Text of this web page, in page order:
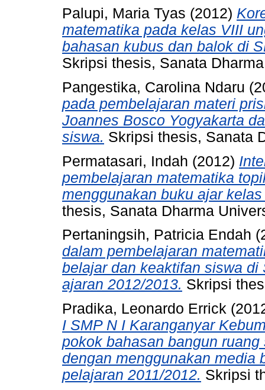
Palupi, Maria Tyas (2012)
matematika pada kelas VIII
bahasan kubus dan balok di
Skripsi thesis, Sanata
Pangestika, Carolina Ndaru
pada pembelajaran materi
Joannes Bosco Yogyakarta
siswa. Skripsi thesis, Sanata
Permatasari, Indah (2012)
pembelajaran matematika
menggunakan buku ajar
thesis, Sanata Dharma
Pertaningsih, Patricia Endah
dalam pembelajaran
belajar dan keaktifan siswa di
ajaran 2012/2013. Skripsi
Pradika, Leonardo Errick
I SMP N I Karanganyar
pokok bahasan bangun
dengan menggunakan media
pelajaran 2011/2012. Skripsi